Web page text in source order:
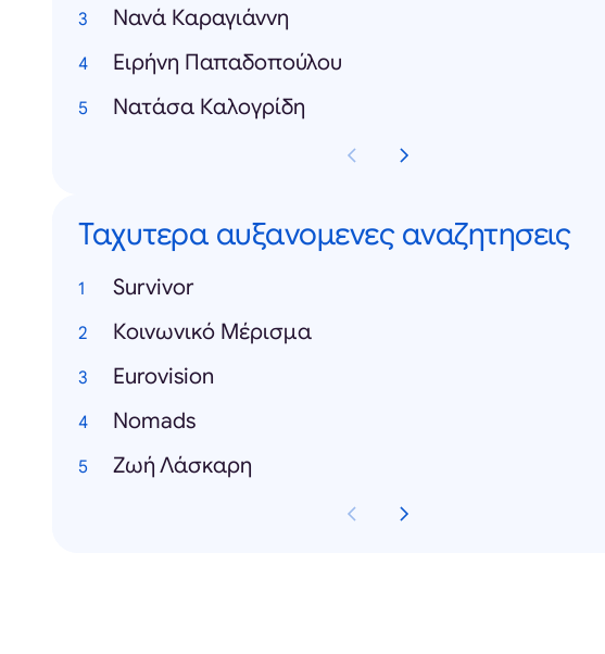
Νανά Καραγιάννη
Ειρήνη Παπαδοπούλου
Νατάσα Καλογρίδη
Ταχυτερα αυξανομενες αναζητησεις
Survivor
Κοινωνικό Μέρισμα
Eurovision
Nomads
Zωή Λάσκαρη